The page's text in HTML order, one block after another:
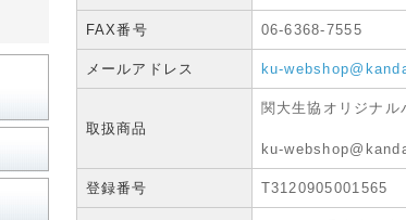
FAX番号 06-6368-7555
メールアドレス ku-
取扱商品
関大生協オリジナ
ku-
登録番号 T3120905001565